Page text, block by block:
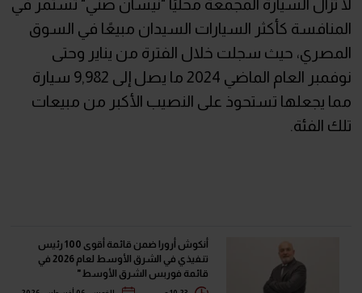
لا تزال السيارة المجمعة محليًا "نيسان صني" تستمر في
المنافسة كأكثر السيارات السيدان مبيعًا في السوق
المصري، حيث سجلت خلال الفترة من يناير وحتى
نوفمبر العام الماضي 2024 ما يصل إلى 9,982 سيارة
مما يجعلها تستحوذ على النصيب الأكبر من مبيعات
تلك الفئة.
أنكوش أرورا ضمن قائمة أقوى 100 رئيس
تنفيذي في الشرق الأوسط لعام 2026 في
قائمة فوربس الشرق الأوسط"